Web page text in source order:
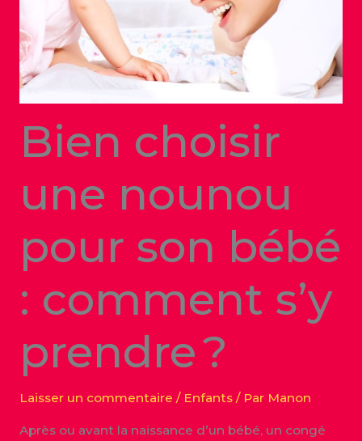
Bien choisir
une nounou
pour son bébé
: comment s’y
prendre ?
Laisser un commentaire / Enfants/ Par Manon
Après ou avant la naissance d’un bébé, un congé